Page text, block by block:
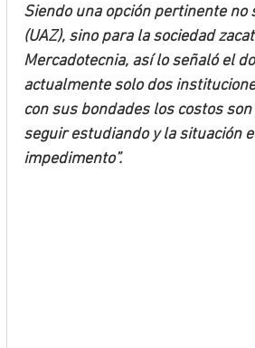
Siendo una opción pertinente
(UAZ), sino para la sociedad
Mercadotecnia, así lo señaló el
actualmente solo dos
con sus bondades los costos
seguir estudiando y la situación
impedimento”.